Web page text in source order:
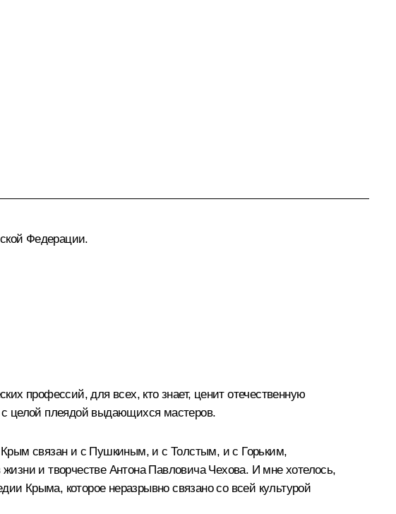
Федерации.
профессий, для всех, кто знает, ценит отечественную
с целой плеядой выдающихся мастеров.
связан и с Пушкиным, и с Толстым, и с Горьким,
и творчестве Антона Павловича Чехова. И мне хотелось,
Крыма, которое неразрывно связано со всей культурой